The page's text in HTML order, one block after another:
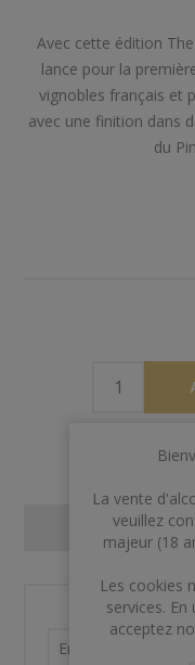
Avec cette édition
lance pour la
vignobles français et
avec une finition dans
du
La vente
veuillez
majeur (18
Les cookies
services.
acceptez